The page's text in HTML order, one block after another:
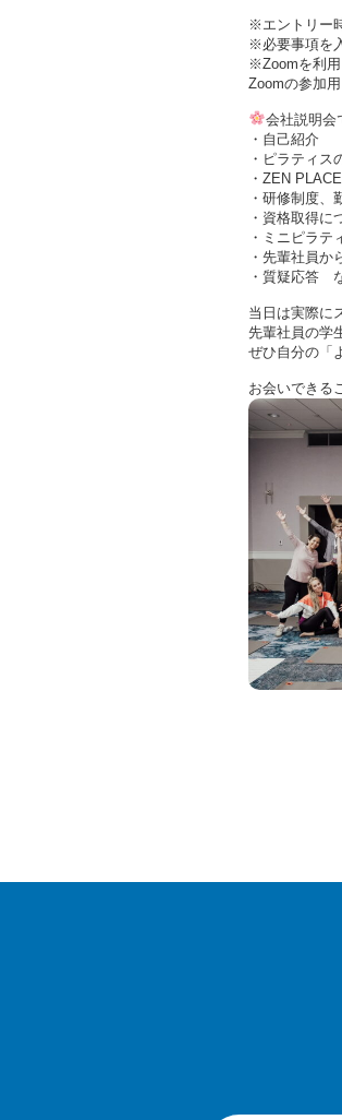
※エントリー
※必要事項を
※Zoomを利用
Zoomの参加
会社説明会
・自己紹介
・ピラティス
・ZEN
・研修制度、
・資格取得に
・ミニピラテ
・先輩社員か
・質疑応答
当日は実際に
先輩社員の学
ぜひ自分の「
お会いできる